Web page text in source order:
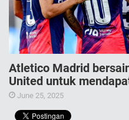
Atletico Madrid
United untuk
June 25, 2025